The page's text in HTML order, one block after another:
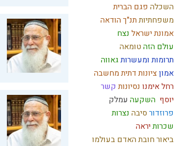
השכלה פגם הברית
משפחתיותתנ"ךהודאה
אמונת ישראל נצח
עולם הזהטומאה
תרומות ומעשרותגאווה
אמוןציונות דתיתמחשבה
רחל אימנו נסיונות קשר
יוסף השקעה עמלק
פרוזדורסיבה נצרות
שכרותיראה
ביאור חובת האדם בעולמו